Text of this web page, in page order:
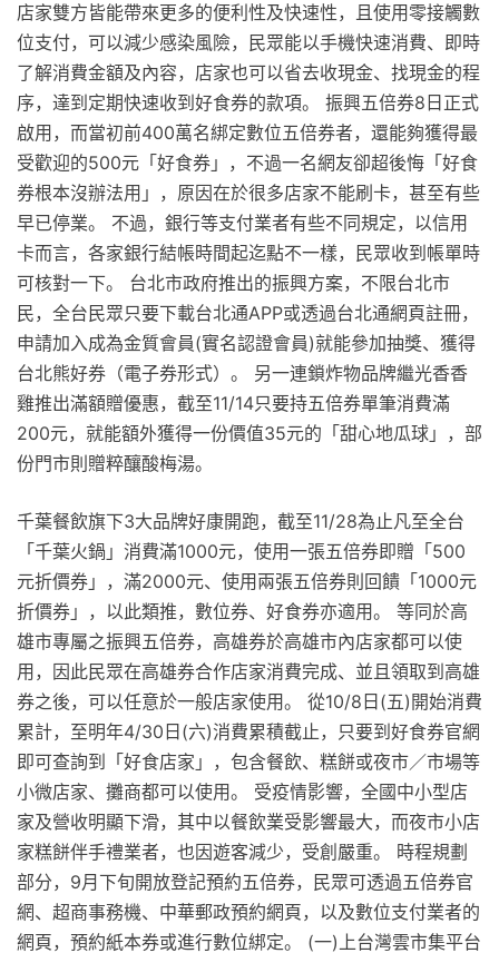
店家雙方皆能帶來更多的便利性及快速性，且使用零接觸數
位支付，可以減少感染風險，民眾能以手機快速消費、即時
了解消費金額及內容，店家也可以省去收現金、找現金的程
序，達到定期快速收到好食券的款項。 振興五倍券8日正式
啟用，而當初前400萬名綁定數位五倍券者，還能夠獲得最
受歡迎的500元「好食券」，不過一名網友卻超後悔「好食
券根本沒辦法用」，原因在於很多店家不能刷卡，甚至有些
早已停業。 不過，銀行等支付業者有些不同規定，以信用
卡而言，各家銀行結帳時間起迄點不一樣，民眾收到帳單時
可核對一下。 台北市政府推出的振興方案，不限台北市
民，全台民眾只要下載台北通APP或透過台北通網頁註冊，
申請加入成為金質會員(實名認證會員)就能參加抽獎、獲得
台北熊好券（電子券形式）。 另一連鎖炸物品牌繼光香香
雞推出滿額贈優惠，截至11/14只要持五倍券單筆消費滿
200元，就能額外獲得一份價值35元的「甜心地瓜球」，部
份門市則贈粹釀酸梅湯。
千葉餐飲旗下3大品牌好康開跑，截至11/28為止凡至全台
「千葉火鍋」消費滿1000元，使用一張五倍券即贈「500
元折價券」，滿2000元、使用兩張五倍券則回饋「1000元
折價券」，以此類推，數位券、好食券亦適用。 等同於高
雄市專屬之振興五倍券，高雄券於高雄市內店家都可以使
用，因此民眾在高雄券合作店家消費完成、並且領取到高雄
券之後，可以任意於一般店家使用。 從10/8日(五)開始消費
累計，至明年4/30日(六)消費累積截止，只要到好食券官網
即可查詢到「好食店家」，包含餐飲、糕餅或夜市／市場等
小微店家、攤商都可以使用。 受疫情影響，全國中小型店
家及營收明顯下滑，其中以餐飲業受影響最大，而夜市小店
家糕餅伴手禮業者，也因遊客減少，受創嚴重。 時程規劃
部分，9月下旬開放登記預約五倍券，民眾可透過五倍券官
網、超商事務機、中華郵政預約網頁，以及數位支付業者的
網頁，預約紙本券或進行數位綁定。 (一)上台灣雲市集平台